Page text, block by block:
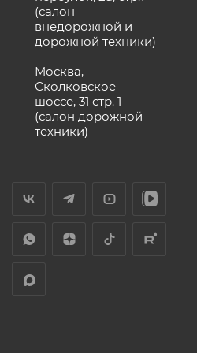
(салон
внедорожной и
дорожной техники)
Москва,
Сколковское
шоссе, 31 стр. 1
(салон дорожной
техники)